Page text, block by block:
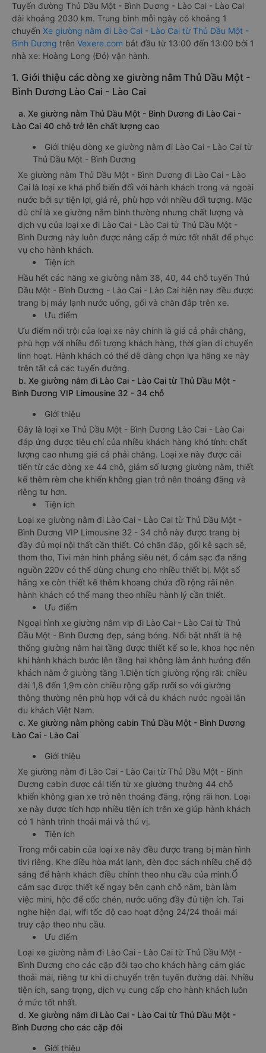
Tuyến đường Thủ Dầu Một - Bình Dương - Lào Cai - Lào Cai
dài khoảng 2030 km. Trung bình mỗi ngày có khoảng 1
chuyến Xe giường nằm đi Lào Cai - Lào Cai từ Thủ Dầu Một -
Bình Dương trên Vexere.com bắt đầu từ 13:00 đến 13:00 bởi 1
nhà xe: Hoàng Long (Đỏ) vận hành.
1. Giới thiệu các dòng xe giường nằm Thủ Dầu Một -
Bình Dương Lào Cai - Lào Cai
a. Xe giường nằm Thủ Dầu Một - Bình Dương đi Lào Cai -
Lào Cai 40 chỗ trở lên chất lượng cao
Giới thiệu dòng xe giường nằm đi Lào Cai - Lào Cai từ
Thủ Dầu Một - Bình Dương
Xe giường nằm Thủ Dầu Một - Bình Dương đi Lào Cai - Lào
Cai là loại xe khá phổ biến đối với hành khách trong và ngoài
nước bởi sự tiện lợi, giá rẻ, phù hợp với nhiều đối tượng. Mặc
dù chỉ là xe giường nằm bình thường nhưng chất lượng và
dịch vụ của loại xe đi Lào Cai - Lào Cai từ Thủ Dầu Một -
Bình Dương này luôn được nâng cấp ở mức tốt nhất để phục
vụ cho hành khách.
Tiện ích
Hầu hết các hãng xe giường nằm 38, 40, 44 chỗ tuyến Thủ
Dầu Một - Bình Dương - Lào Cai - Lào Cai hiện nay đều được
trang bị máy lạnh nước uống, gối và chăn đắp trên xe.
Ưu điểm
Ưu điểm nổi trội của loại xe này chính là giá cả phải chăng,
phù hợp với nhiều đối tượng khách hàng, thời gian di chuyển
linh hoạt. Hành khách có thể dễ dàng chọn lựa hãng xe này
trên tất cả các tuyến đường.
b. Xe giường nằm đi Lào Cai - Lào Cai từ Thủ Dầu Một -
Bình Dương VIP Limousine 32 - 34 chỗ
Giới thiệu
Đây là loại xe Thủ Dầu Một - Bình Dương Lào Cai - Lào Cai
đáp ứng được tiêu chí của nhiều khách hàng khó tính: chất
lượng cao nhưng giá cả phải chăng. Loại xe này được cải
tiến từ các dòng xe 44 chỗ, giảm số lượng giường nằm, thiết
kế thêm rèm che khiến không gian trở nên thoáng đãng và
riêng tư hơn.
Tiện ích
Loại xe giường nằm đi Lào Cai - Lào Cai từ Thủ Dầu Một -
Bình Dương VIP Limousine 32 - 34 chỗ này được trang bị
đầy đủ mọi nội thất cần thiết. Có chăn đắp, gối kê sạch sẽ,
thơm tho, Tivi màn hình phẳng siêu nét, ổ cắm sạc đa năng
nguồn 220v có thể dùng chung cho nhiều thiết bị. Một số
hãng xe còn thiết kế thêm khoang chứa đồ rộng rãi nên
hành khách có thể mang theo nhiều hành lý cần thiết.
Ưu điểm
Ngoại hình xe giường nằm vip đi Lào Cai - Lào Cai từ Thủ
Dầu Một - Bình Dương đẹp, sáng bóng. Nổi bật nhất là hệ
thống giường nằm hai tầng được thiết kế so le, khoa học nên
khi hành khách bước lên tầng hai không làm ảnh hưởng đến
khách nằm ở giường tầng 1.Diện tích giường rộng rãi: chiều
dài 1,8 đến 1,9m còn chiều rộng gấp rưỡi so với giường
thông thường nên phù hợp với cả du khách nước ngoài lẫn
du khách Việt Nam.
c. Xe giường nằm phòng cabin Thủ Dầu Một - Bình Dương
Lào Cai - Lào Cai
Giới thiệu
Xe giường nằm đi Lào Cai - Lào Cai từ Thủ Dầu Một - Bình
Dương cabin được cải tiến từ xe giường thường 44 chỗ
khiến không gian xe trở nên thoáng đãng, rộng rãi hơn. Loại
xe này được tích hợp nhiều tiện ích trên xe giúp hành khách
có 1 hành trình thoải mái và thú vị.
Tiện ích
Trong mỗi cabin của loại xe này đều được trang bị màn hình
tivi riêng. Khe điều hòa mát lạnh, đèn đọc sách nhiều chế độ
sáng để hành khách điều chỉnh theo nhu cầu của mình.Ổ
cắm sạc được thiết kế ngay bên cạnh chỗ nằm, bàn làm
việc mini, hộc để cốc chén, nước uống đầy đủ tiện ích. Tai
nghe hiện đại, wifi tốc độ cao hoạt động 24/24 thoải mái
truy cập theo nhu cầu.
Ưu điểm
Loại xe giường nằm đi Lào Cai - Lào Cai từ Thủ Dầu Một -
Bình Dương cho các cặp đôi tạo cho khách hàng cảm giác
thoải mái, riêng tư khi di chuyển trên tuyến đường dài. Nhiều
tiện ích, sang trọng, dịch vụ cung cấp cho hành khách luôn
ở mức tốt nhất.
d. Xe giường nằm đi Lào Cai - Lào Cai từ Thủ Dầu Một -
Bình Dương cho các cặp đôi
Giới thiệu